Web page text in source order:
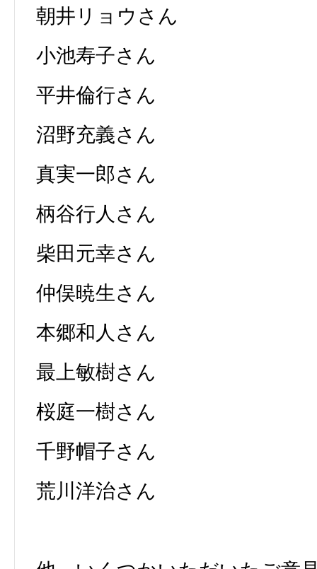
朝井リョウさん
小池寿子さん
平井倫行さん
沼野充義さん
真実一郎さん
柄谷行人さん
柴田元幸さん
仲俣暁生さん
本郷和人さん
最上敏樹さん
桜庭一樹さん
千野帽子さん
荒川洋治さん